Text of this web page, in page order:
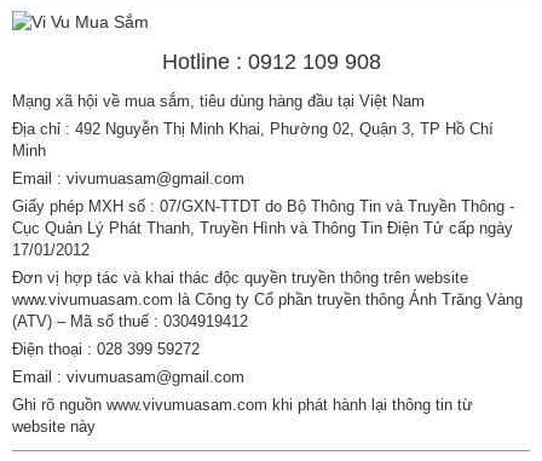
Hotline : 0912 109 908
Mạng xã hội về mua sắm, tiêu dùng hàng đầu tại Việt Nam
Địa chỉ : 492 Nguyễn Thị Minh Khai, Phường 02, Quận 3, TP Hồ Chí
Minh
Email : vivumuasam@gmail.com
Giấy phép MXH số : 07/GXN-TTDT do Bộ Thông Tin và Truyền Thông -
Cục Quản Lý Phát Thanh, Truyền Hình và Thông Tin Điện Tử cấp ngày
17/01/2012
Đơn vị hợp tác và khai thác độc quyền truyền thông trên website
www.vivumuasam.com là Công ty Cổ phần truyền thông Ánh Trăng Vàng
(ATV) – Mã số thuế : 0304919412
Điện thoại : 028 399 59272
Email : vivumuasam@gmail.com
Ghi rõ nguồn www.vivumuasam.com khi phát hành lại thông tin từ
website này